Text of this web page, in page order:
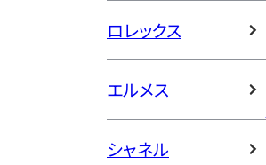
ロレックス
エルメス
シャネル